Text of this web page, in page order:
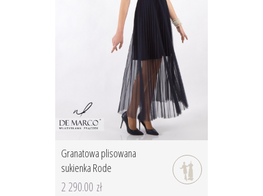
Granatowa plisowana
sukienka Rode
2 290.00 zł